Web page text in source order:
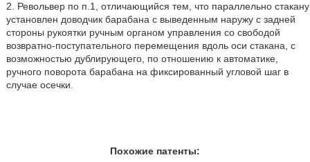
2. Револьвер по п.1, отличающийся тем, что параллельно стакану
установлен доводчик барабана с выведенным наружу с задней
стороны рукоятки ручным органом управления со свободой
возвратно-поступательного перемещения вдоль оси стакана, с
возможностью дублирующего, по отношению к автоматике,
ручного поворота барабана на фиксированный угловой шаг в
случае осечки.
Похожие патенты: